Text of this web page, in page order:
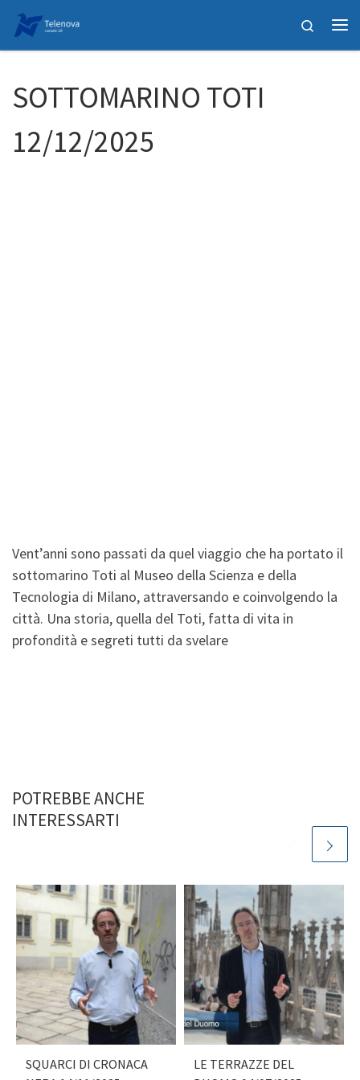
Passa al contenuto
Search
SOTTOMARINO TOTI
12/12/2025
Vent’anni sono passati da quel viaggio che ha portato il
sottomarino Toti al Museo della Scienza e della
Tecnologia di Milano, attraversando e coinvolgendo la
città. Una storia, quella del Toti, fatta di vita in
profondità e segreti tutti da svelare
POTREBBE ANCHE
INTERESSARTI
SQUARCI DI CRONACA
LE TERRAZZE DEL